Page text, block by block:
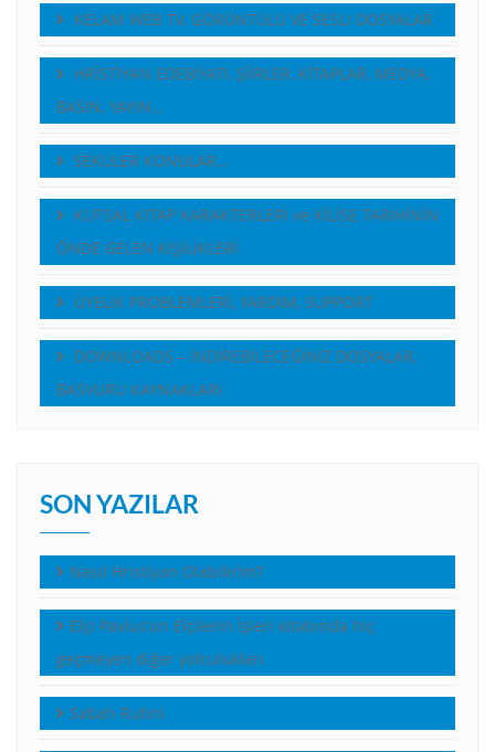
KELAM WEB TV, GÖRÜNTÜLÜ VE SESLI DOSYALAR
HRİSTİYAN EDEBİYATI, ŞİİRLER, KİTAPLAR, MEDYA,
BASIN, YAYIN…
SEKÜLER KONULAR…
KUTSAL KITAP KARAKTERLERİ ve KİLİSE TARİHİNİN
ÖNDE GELEN KİŞİLİKLERİ
ÜYELİK PROBLEMLERİ, YARDIM, SUPPORT
DOWNLOADS – İNDİREBİLECEĞİNİZ DOSYALAR,
BASVURU KAYNAKLARI
SON YAZILAR
Nasıl Hristiyan Olabilirim?
Elçi Pavlus’un Elçilerin İşleri kitabında hiç
geçmeyen diğer yolculukları
Sabah Rutini